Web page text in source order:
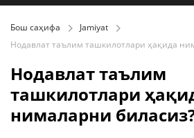
Бош саҳифа
Jamiyat
Нодавлат таълим ташкилотлари ҳақида
Нодавлат таълим
ташкилотлари
нималарни